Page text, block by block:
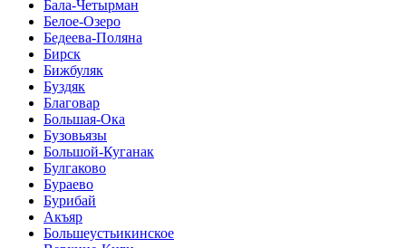
Бала-Четырман
Белое-Озеро
Бедеева-Поляна
Бирск
Бижбуляк
Буздяк
Благовар
Большая-Ока
Бузовьязы
Большой-Куганак
Булгаково
Бураево
Бурибай
Акъяр
Большеустьикинское